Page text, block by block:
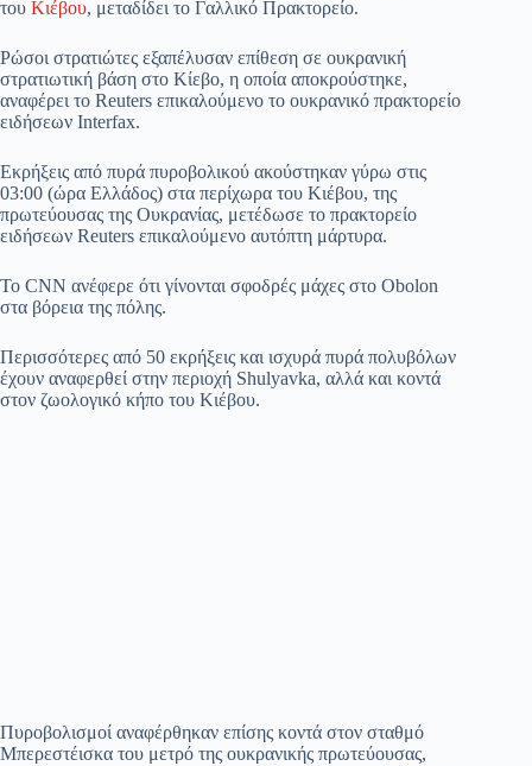
του Κιέβου, μεταδίδει το Γαλλικό Πρακτορείο.
Ρώσοι στρατιώτες εξαπέλυσαν επίθεση σε ουκρανική
στρατιωτική βάση στο Κίεβο, η οποία αποκρούστηκε,
αναφέρει το Reuters επικαλούμενο το ουκρανικό πρακτορείο
ειδήσεων Interfax.
Εκρήξεις από πυρά πυροβολικού ακούστηκαν γύρω στις
03:00 (ώρα Ελλάδος) στα περίχωρα του Κιέβου, της
πρωτεύουσας της Ουκρανίας, μετέδωσε το πρακτορείο
ειδήσεων Reuters επικαλούμενο αυτόπτη μάρτυρα.
Το CNN ανέφερε ότι γίνονται σφοδρές μάχες στο Obolon
στα βόρεια της πόλης.
Περισσότερες από 50 εκρήξεις και ισχυρά πυρά πολυβόλων
έχουν αναφερθεί στην περιοχή Shulyavka, αλλά και κοντά
στον ζωολογικό κήπο του Κιέβου.
Πυροβολισμοί αναφέρθηκαν επίσης κοντά στον σταθμό
Μπερεστέισκα του μετρό της ουκρανικής πρωτεύουσας,